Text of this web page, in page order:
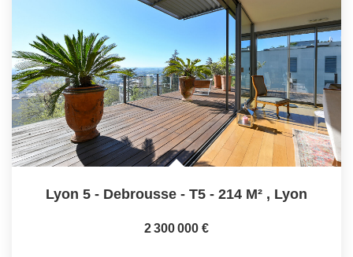
Lyon 5 - Debrousse - T5 - 214 M² , Lyon
2 300 000 €